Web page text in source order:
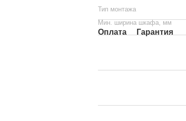
Тип монтажа
Мин. ширина шкафа, мм
Оплата Гарантия